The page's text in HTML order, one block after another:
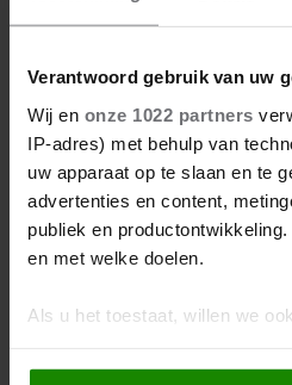
Verantwoord gebruik van uw
Wij en onze 1022 partners
IP-adres) met behulp van
uw apparaat op te slaan en te
advertenties en content,
publiek en
en met welke doelen.
Als u het toestaat, willen we
paar meter nauwkeurig
13 september 2022